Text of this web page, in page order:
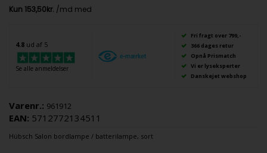
4.8 ud af 5
Se alle anmeldelser
Fri fragt over 799,-
366 dages retur
Opnå Prismatch
Vi er lyseksperter
Danskejet webshop
Varenr.: 961912
EAN: 5712772134511
Hübsch Salon bordlampe / batterilampe, sort